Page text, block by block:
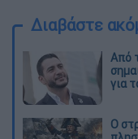
Διαβάστε
Από
για
O